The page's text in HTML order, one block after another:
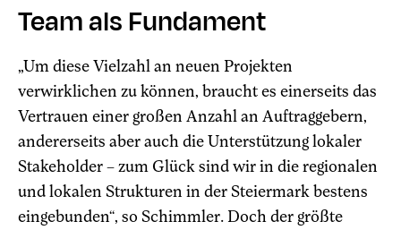
Team als Fundament
„Um diese Vielzahl an neuen Projekten
verwirklichen zu können, braucht es einerseits das
Vertrauen einer großen Anzahl an Auftraggebern,
andererseits aber auch die Unterstützung lokaler
Stakeholder – zum Glück sind wir in die regionalen
und lokalen Strukturen in der Steiermark bestens
eingebunden“, so Schimmler. Doch der größte